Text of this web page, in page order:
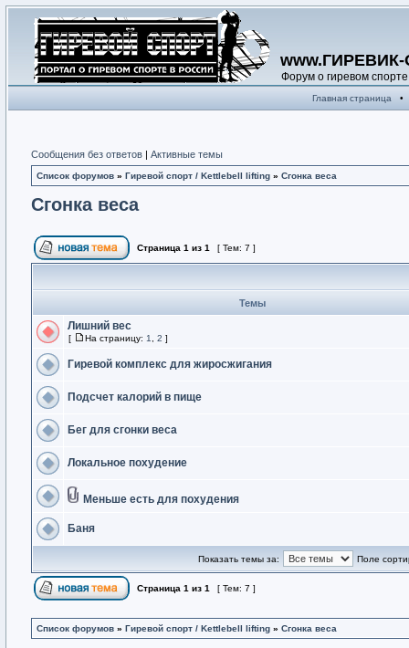
Форум о гиревом спорте
Главная страница •
Сообщения без ответов | Активные темы
Список форумов » Гиревой спорт / Kettlebell lifting » Сгонка веса
Сгонка веса
Страница 1 из 1 [ Тем: 7 ]
Темы
Лишний вес
[ На страницу: 1 2 ]
Гиревой комплекс для жиросжигания
Подсчет калорий в пище
Бег для сгонки веса
Локальное похудение
Меньше есть для похудения
Баня
Показать темы за: Поле
Страница 1 из 1 [ Тем: 7 ]
Список форумов » Гиревой спорт / Kettlebell lifting » Сгонка веса